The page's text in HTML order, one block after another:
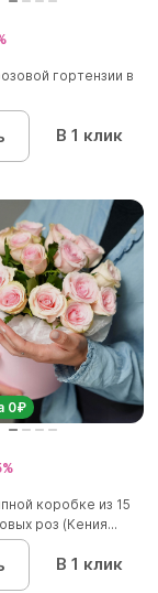
гортензии в
В 1 клик
0₽
коробке из 15
роз (Кения...
В 1 клик